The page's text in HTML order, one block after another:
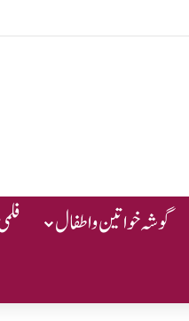
گوشہ خواتین و اطفال